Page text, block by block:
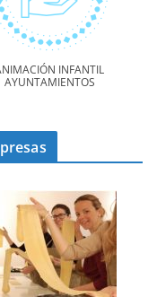
INFANTIL
AYUNTAMIENTOS